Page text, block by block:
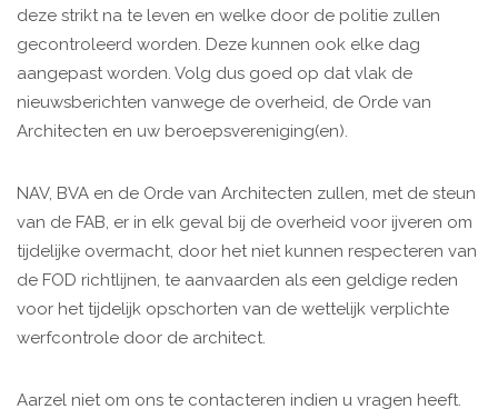
deze strikt na te leven en welke door de politie zullen
gecontroleerd worden. Deze kunnen ook elke dag
aangepast worden. Volg dus goed op dat vlak de
nieuwsberichten vanwege de overheid, de Orde van
Architecten en uw beroepsvereniging(en).
NAV, BVA en de Orde van Architecten zullen, met de steun
van de FAB, er in elk geval bij de overheid voor ijveren om
tijdelijke overmacht, door het niet kunnen respecteren van
de FOD richtlijnen, te aanvaarden als een geldige reden
voor het tijdelijk opschorten van de wettelijk verplichte
werfcontrole door de architect.
Aarzel niet om ons te contacteren indien u vragen heeft.